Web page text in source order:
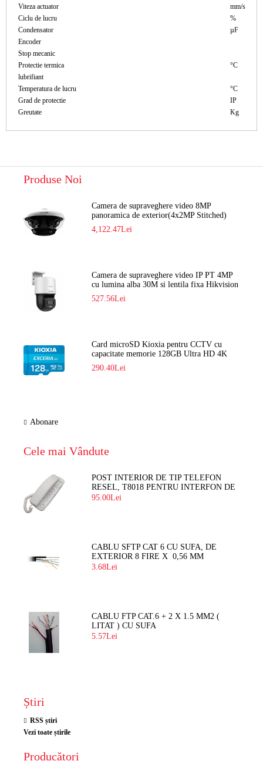
Viteza actuator
mm/s
Ciclu de lucru
%
Condensator
µF
Encoder
Stop mecanic
Protectie termica
°C
lubrifiant
Temperatura de lucru
°C
Grad de protectie
IP
Greutate
Kg
Produse Noi
Camera de supraveghere video 8MP
panoramica de exterior(4x2MP Stitched)
Navaio NGC-7482PR
4,122.47Lei
Camera de supraveghere video IP PT 4MP
cu lumina alba 30M si lentila fixa Hikvision
DS-2DE2C400SCG-E F1
527.56Lei
Card microSD Kioxia pentru CCTV cu
capacitate memorie 128GB Ultra HD 4K
LMEX2L128GG2
290.40Lei
Abonare
Cele mai Vândute
POST INTERIOR DE TIP TELEFON
RESEL, T8018 PENTRU INTERFON DE
BLOC
95.00Lei
CABLU SFTP CAT 6 CU SUFA, DE
EXTERIOR 8 FIRE X 0,56 MM
3.68Lei
CABLU FTP CAT.6 + 2 X 1.5 MM2 (
LITAT ) CU SUFA
5.57Lei
Știri
RSS știri
Vezi toate știrile
Producători